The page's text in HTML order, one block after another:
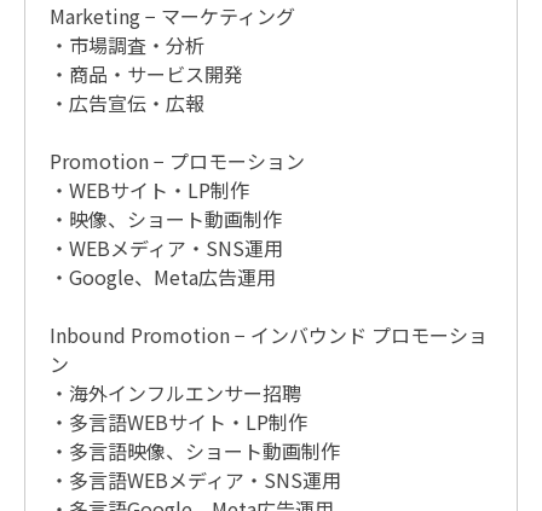
Marketing − マーケティング
・市場調査・分析
・商品・サービス開発
・広告宣伝・広報
Promotion − プロモーション
・WEBサイト・LP制作
・映像、ショート動画制作
・WEBメディア・SNS運用
・Google、Meta広告運用
Inbound Promotion − インバウンド プロモーショ
ン
・海外インフルエンサー招聘
・多言語WEBサイト・LP制作
・多言語映像、ショート動画制作
・多言語WEBメディア・SNS運用